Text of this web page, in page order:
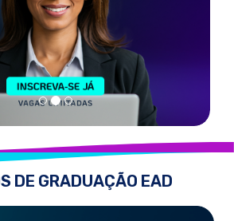
DE GRADUAÇÃO EAD